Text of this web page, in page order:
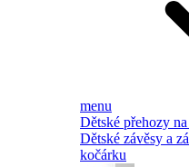
menu
Dětské přehozy
Dětské závěsy a
kočárku